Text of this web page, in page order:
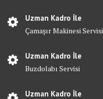
Uzman Kadro İle
Çamaşır Makinesi Servisi
Uzman Kadro İle
Buzdolabı Servisi
Uzman Kadro İle